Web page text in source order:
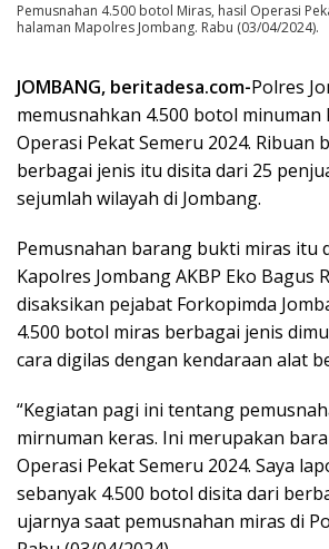
Pemusnahan 4.500 botol Miras, hasil Operasi
halaman Mapolres Jombang. Rabu (03/04/2024).
JOMBANG, beritadesa.com-Polres
memusnahkan 4.500 botol minuman
Operasi Pekat Semeru 2024. Ribuan
berbagai jenis itu disita dari 25
sejumlah wilayah di Jombang.
Pemusnahan barang bukti miras itu
Kapolres Jombang AKBP Eko Bagus
disaksikan pejabat Forkopimda
4.500 botol miras berbagai jenis
cara digilas dengan kendaraan alat
“Kegiatan pagi ini tentang
mirnuman keras. Ini merupakan
Operasi Pekat Semeru 2024. Saya
sebanyak 4.500 botol disita dari
ujarnya saat pemusnahan miras di